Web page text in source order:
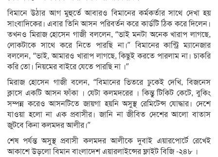
বিমানে উঠার আগ মুহুর্তে আবারও বিমানের কর্মকর্তার সাথে দেখা হয়
সাংবাদিকের। এবার তিনি আসন পরিবর্তন করে কার্ডটি ঠিক করে দিলেন।
তখনও মিরাজ হোসেন গাজী বললেন, “ভাই মনটা অনেক খারাপ লাগছে,
লোকটাকে সাথে করে নিতে পারছি না।” বিমানের কান্ট্রি ম্যানেজার
বললেন, “ভাই, আমারও খারাপ লাগছে, কিছুই করতে পারলাম না। চাকরি
করি তো। নিয়মের বাইরে যেতে পারছি না ।”
মিরাজ হোসেন গাজী বলেন, “বিমানের ভিতরে ঢুকেই দেখি, বিজনেস
ক্লাসে একটি আসন ফাঁকা । যেটা কলমদরের । কিন্তু টিকিট কেটে, বুকিং
সম্পন্ন করেও আসনটিতে জায়গা হয়নি অসুস্থ রেমিটেন্স যোদ্ধার। দেশে
যাওয়া হলো না এক প্রবাসীর। জানি না জীবিত দেশের আলো বাতাস
জুটবে কিনা কলমদর আলীর।”
শেষ পর্যন্ত অসুস্থ প্রবাসী কলমদর আলীকে দুবাই এয়ারপোর্টে রেখেই
আকাশে উড়লো বিমান বাংলাদেশ এয়ারলাইন্সের ফ্লাইট বিজি -২৪৮ ।